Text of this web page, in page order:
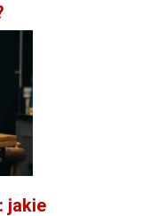
jakie